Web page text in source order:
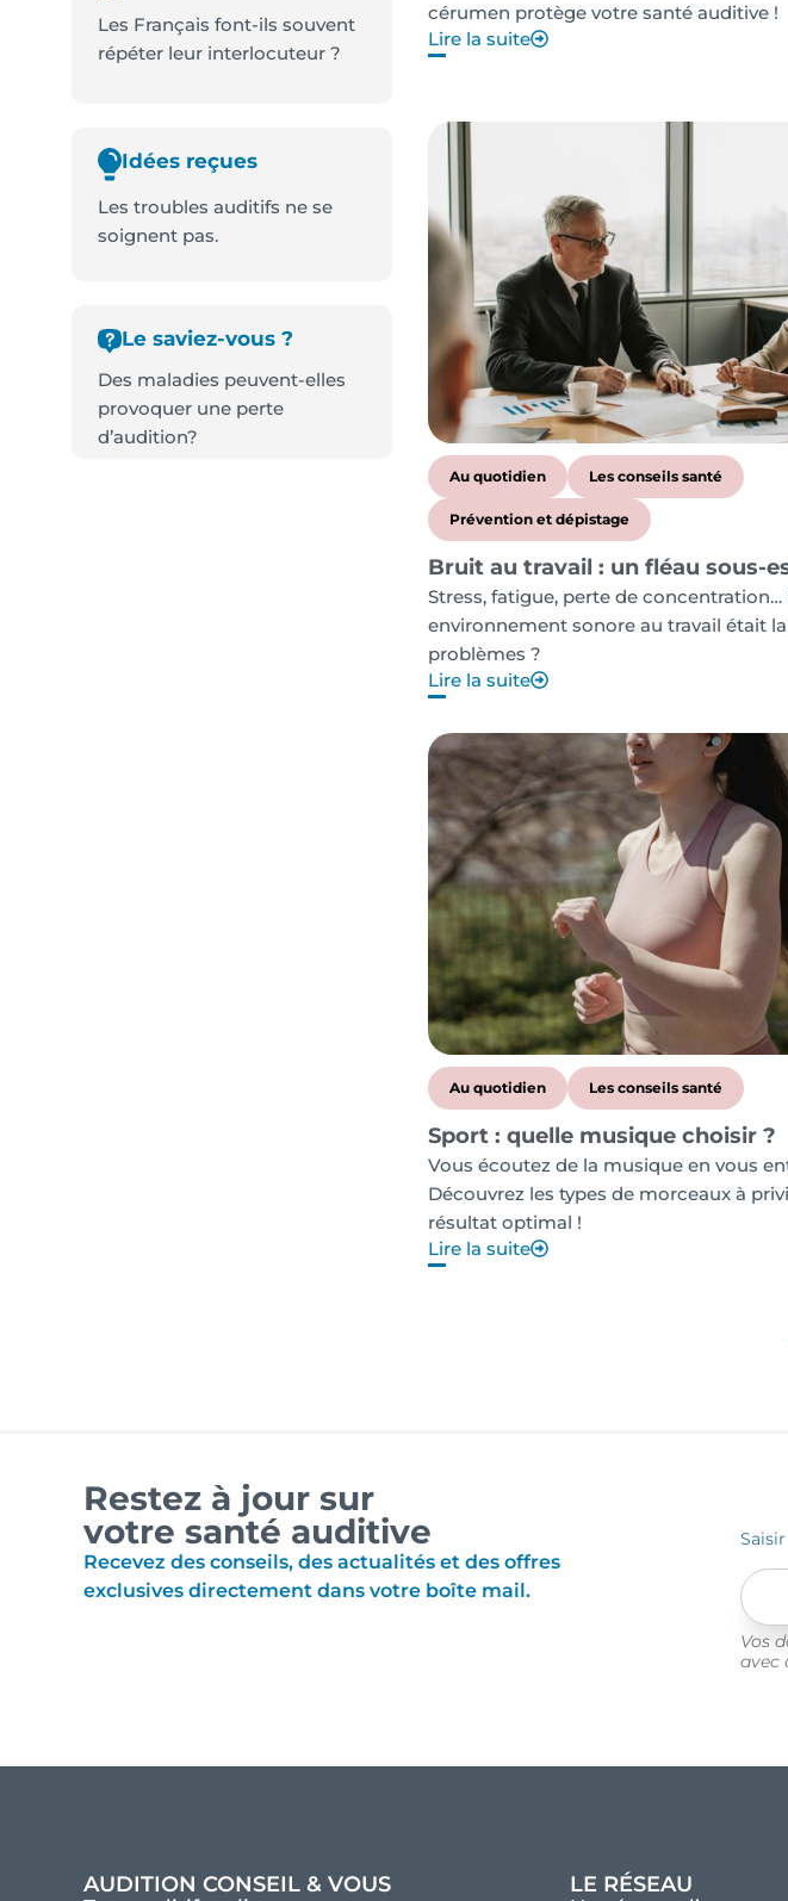
Les Français font-ils souvent
répéter leur interlocuteur ?
Idées reçues
Les troubles auditifs ne se
soignent pas.
Le saviez-vous ?
Des maladies peuvent-elles
provoquer une perte
d’audition?
cérumen protège votre santé auditive !
Lire la suite
Au quotidien Les conseils santé
Prévention et dépistage
Bruit au travail : un fléau sous-
Stress, fatigue, perte de concentration…
environnement sonore au travail était
problèmes ?
Lire la suite
Au quotidien Les conseils santé
Sport : quelle musique choisir ?
Vous écoutez de la musique en vous
Découvrez les types de morceaux à
résultat optimal !
Lire la suite
Restez à jour sur
votre santé auditive
Recevez des conseils, des actualités et des offres
exclusives directement dans votre boîte mail.
Vos
avec
AUDITION CONSEIL & VOUS LE RÉSEAU